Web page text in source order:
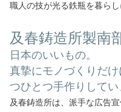
職人の技が光る鉄瓶を暮ら
及春鋳造所製南
日本のいいもの。
真摯にモノづくりだ
つひとつ手作りしてい
及春鋳造所は、派手な広告